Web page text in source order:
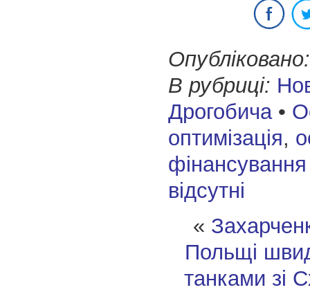
Опубліковано:
В рубриці:
Дрогобича•
оптимізація,
фінансування
відсутні
«
Польщі
танками зі